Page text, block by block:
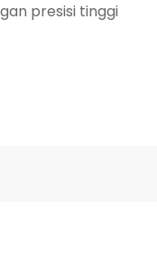
presisi tinggi